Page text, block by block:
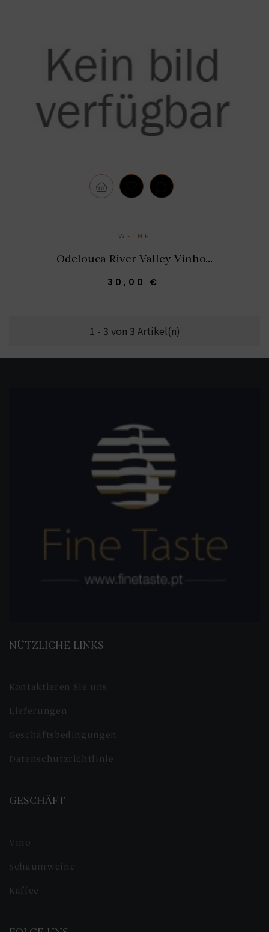
WEINE
Odelouca River Valley Vinho...
30,00 €
1 - 3 von 3 Artikel(n)
NÜTZLICHE LINKS
Kontaktieren Sie uns
Lieferungen
Geschäftsbedingungen
Datenschutzrichtlinie
GESCHÄFT
Vino
Schaumweine
Kaffee